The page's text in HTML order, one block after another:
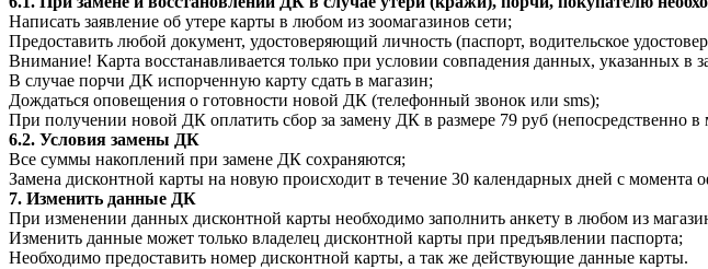
Написать заявление об утере карты в любом из зоомагазинов сети;
Предоставить любой документ, удостоверяющий личность (паспорт, водительское
Внимание! Карта восстанавливается только при условии совпадения данных, указанных
В случае порчи ДК испорченную карту сдать в магазин;
Дождаться оповещения о готовности новой ДК (телефонный звонок или sms);
При получении новой ДК оплатить сбор за замену ДК в размере 79 руб (непосредственно в
6.2. Условия замены ДК
Все суммы накоплений при замене ДК сохраняются;
Замена дисконтной карты на новую происходит в течение 30 календарных дней с момента
7. Изменить данные ДК
При изменении данных дисконтной карты необходимо заполнить анкету в любом из
Изменить данные может только владелец дисконтной карты при предъявлении паспорта;
Необходимо предоставить номер дисконтной карты, а так же действующие данные карты.